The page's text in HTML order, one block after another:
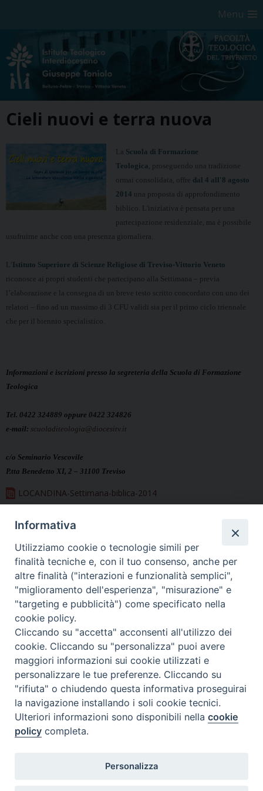
Menu
toCieli nuovi e terra nuova
La Scuola di Formazione
Teologica, proseguendo una tradizione
ormai consolidata, offre dal 4 all'8 agosto
2014 una proposta di approfondimento
biblico. L'iniziativa è pensata per una
partecipazione residenziale, ma è possibile
usufruirne anche con una presenza giornaliera.
L’Istituto Superiore di Scienze Religiose di Treviso-Vittorio Veneto
riconosce ai propri studenti che partecipano alla Settimana – previa
l’elaborazione e la consegna di un breve testo scritto concordato con uno dei
relatori – fino ad un massimo di 3 CFU validi sia per il primo ciclo triennale
che per il biennio specialistico.
Informazioni e iscrizioni presso la segreteria della Scuola di Formazione
Teologica
Tel. 0422 324889 oppure 0422 324826
e-mail: scuoladiteologia@diocesitv.it
c/o Seminario Vescovile
P.tta Benedetto XI, 2 – 31100 Treviso
LOCANDINA-Settimana-biblica-2014
Seminario Vescovile di Treviso
p.tta Benedetto XI, 2
31100 Treviso
Tel. 0422 324835
segreteria@itigt.it
Orario di segreteria
lunedì 17.30-19.30
martedì 17.30-19.30
mercoledì 17.30-19.30
giovedì 17.30-19.30
Informativa
Utilizziamo cookie o tecnologie simili per
finalità tecniche e, con il tuo consenso, anche per
altre finalità ("interazioni e funzionalità semplici",
"miglioramento dell'esperienza", "misurazione" e
"targeting e pubblicità") come specificato nella
cookie policy.
Cliccando su "accetta" acconsenti all'utilizzo dei
cookie. Cliccando su "personalizza" puoi avere
maggiori informazioni sui cookie utilizzati e
personalizzare le tue preferenze. Cliccando su
"rifiuta" o chiudendo questa informativa proseguirai
la navigazione installando i soli cookie tecnici.
Ulteriori informazioni sono disponibili nellacookie
policy completa.
Personalizza